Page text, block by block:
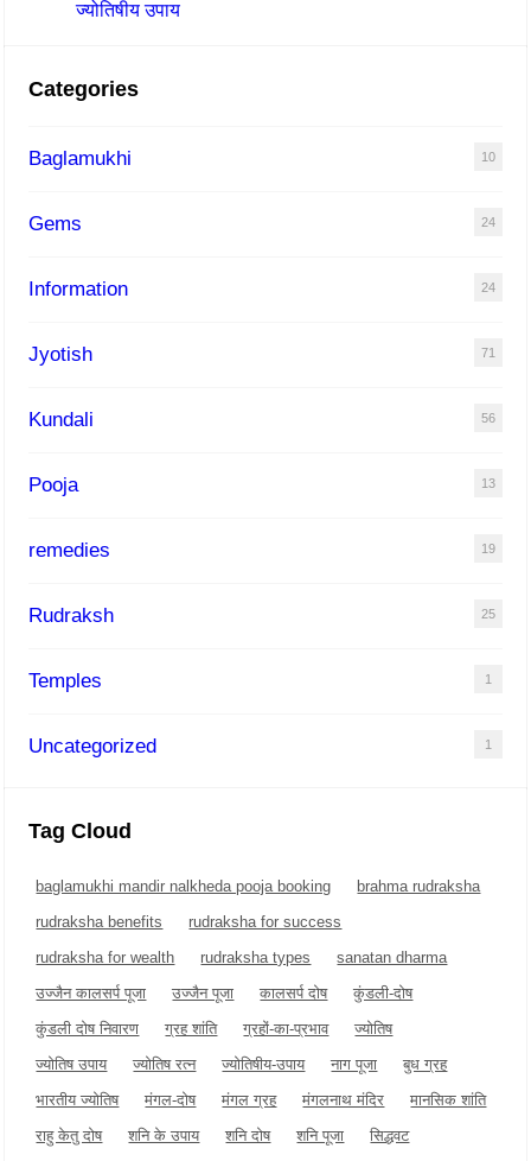
ज्योतिषीय उपाय
Categories
Baglamukhi 10
Gems 24
Information 24
Jyotish 71
Kundali 56
Pooja 13
remedies 19
Rudraksh 25
Temples 1
Uncategorized 1
Tag Cloud
baglamukhi mandir nalkheda pooja booking
brahma rudraksha
rudraksha benefits
rudraksha for success
rudraksha for wealth
rudraksha types
sanatan dharma
उज्जैन कालसर्प पूजा
उज्जैन पूजा कालसर्प दोष
कुंडली-दोष
कुंडली दोष निवारण
ग्रह शांति ग्रहों-का-प्रभाव
ज्योतिष
ज्योतिष उपाय
ज्योतिष रत्न ज्योतिषीय-उपाय नाग पूजा
बुध ग्रह
भारतीय ज्योतिष
मंगल-दोष मंगल ग्रह मंगलनाथ मंदिर
मानसिक शांति
राहु केतु दोष
शनि के उपाय शनि दोष शनि पूजा सिद्धवट